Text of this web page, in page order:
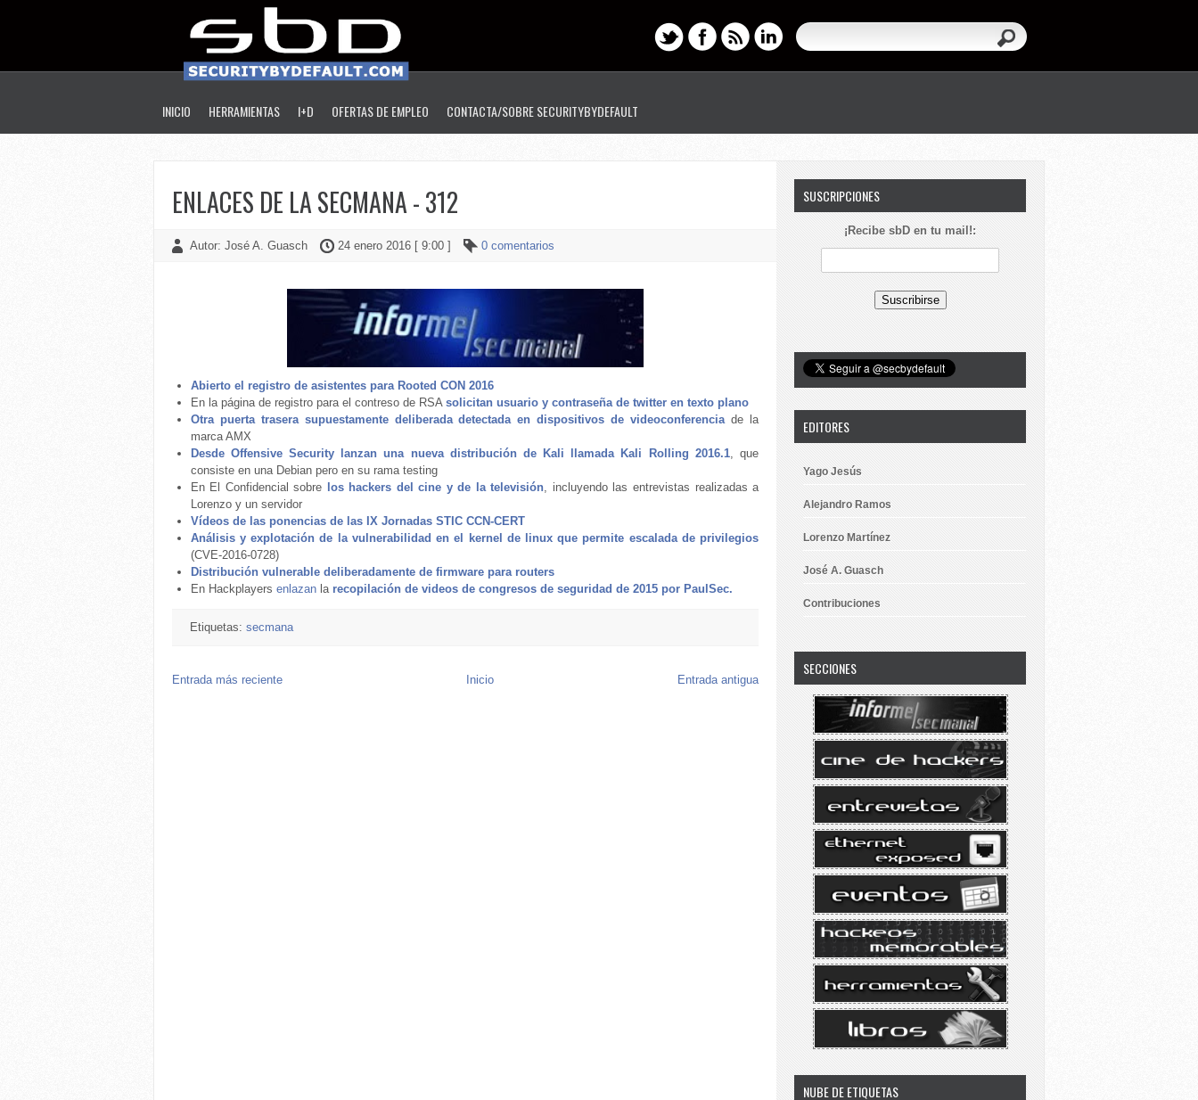
INICIO HERRAMIENTAS I+D OFERTAS DE EMPLEO CONTACTA/SOBRE SECURITYBYDEFAULT
ENLACES DE LA SECMANA - 312
Autor: José A. Guasch 24 enero 2016 [ 9:00 ] 0 comentarios
Abierto el registro de asistentes para Rooted CON 2016
En la página de registro para el contreso de RSA solicitan usuario y contraseña de twitter en texto plano
Otra puerta trasera supuestamente deliberada detectada en dispositivos de videoconferenciade la
marca AMX
Desde Offensive Security lanzan una nueva distribución de Kali llamada Kali Rolling 2016.1, que
consiste en una Debian pero en su rama testing
En El Confidencial sobre
los hackers del cine y de la televisión, incluyendo las entrevistas realizadas a
Lorenzo y un servidor
Vídeos de las ponencias de las IX Jornadas STIC CCN-CERT
Análisis y explotación de la vulnerabilidad en el kernel de linux que permite escalada de privilegios
(CVE-2016-0728)
Distribución vulnerable deliberadamente de firmware para routers
En Hackplayers enlazanla recopilación de videos de congresos de seguridad de 2015 por PaulSec.
Etiquetas: secmana
Entrada más reciente Entrada antigua
Inicio
SUSCRIPCIONES
¡Recibe sbD en tu mail!:
EDITORES
Yago Jesús
Alejandro Ramos
Lorenzo Martínez
José A. Guasch
Contribuciones
SECCIONES
NUBE DE ETIQUETAS